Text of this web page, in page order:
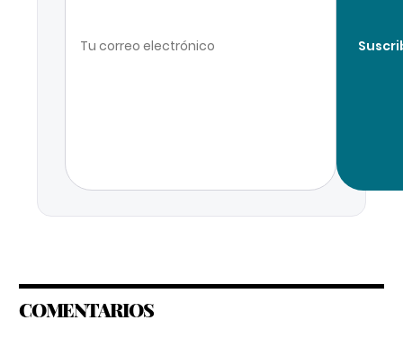
COMENTARIOS